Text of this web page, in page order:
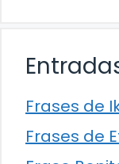
Frases de
Frases de